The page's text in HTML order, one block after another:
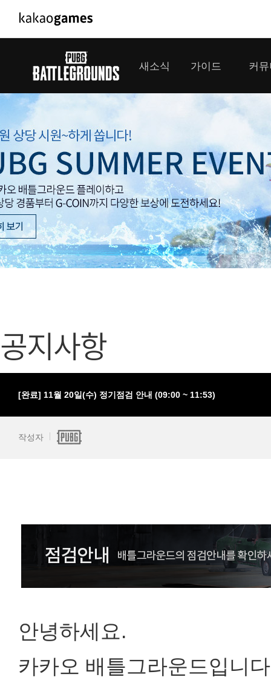
PC/모바일게임
도깨비의세계
아키에이지 워
아레스 : 라이즈 오브 가디언즈
배틀그라
패스 오브
패스 오브
모바일게임
우마무스메 프리티 더비
SMiniz
프렌즈팝콘
프렌즈타운
서비스
내정보
보안센터
새소식
이벤트
업데이트
대회소식
가이드 커
플레이
클랜
모집
공지사항
[완료] 11월 20일(수) 정기점검 안내 (09:00 ~ 11:53)
작성자
안녕하세요.
카카오 배틀그라운드입니